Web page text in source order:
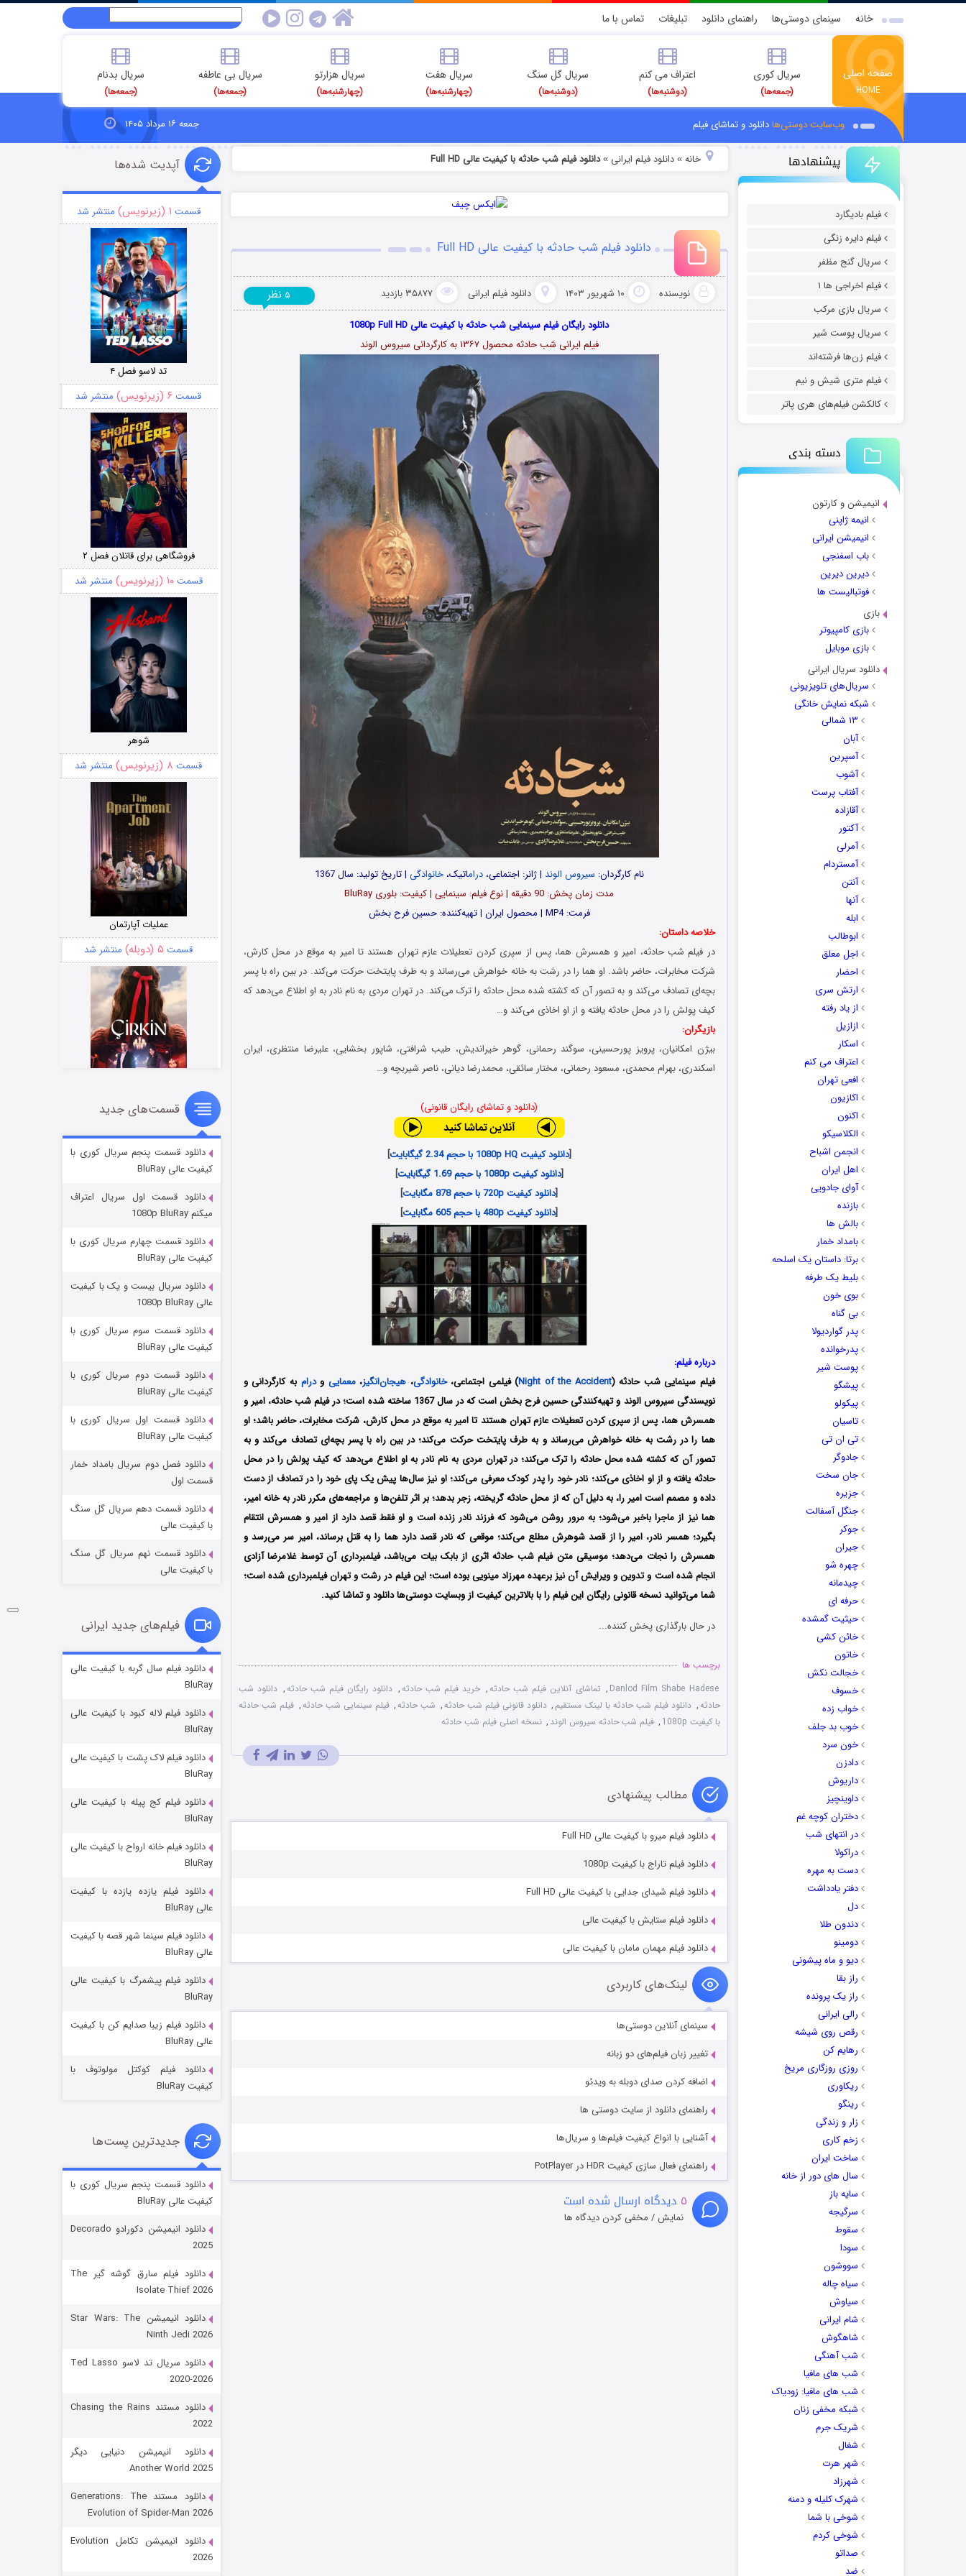
خانه سینمای دوستی‌ها راهنمای دانلود تبلیغات تماس با ما
صفحه اصلی
HOME
سریال کوری
(جمعه‌ها)
اعتراف می کنم
(دوشنبه‌ها)
سریال گل سنگ
(دوشنبه‌ها)
سریال هفت
(چهارشنبه‌ها)
سریال هزارتو
(چهارشنبه‌ها)
سریال بی عاطفه
(جمعه‌ها)
سریال بدنام
(جمعه‌ها)
وب‌سایت دوستی‌هادانلود و تماشای فیلم جمعه ۱۶ مرداد ۱۴۰۵
پیشنهادها
فیلم بادیگارد
فیلم دایره زنگی
سریال گنج مظفر
فیلم اخراجی ها ۱
سریال بازی مرکب
سریال پوست شیر
فیلم زن‌ها فرشته‌اند
فیلم متری شیش و نیم
کالکشن فیلم‌های هری پاتر
دسته بندی
انیمیشن و کارتون
انیمه ژاپنی
انیمیشن ایرانی
باب اسفنجی
دیرین دیرین
فوتبالیست ها
بازی
بازی کامپیوتر
بازی موبایل
دانلود سریال ایرانی
سریال‌های تلویزیونی
شبکه نمایش خانگی
۱۳ شمالی
آبان
آسپرین
آشوب
آفتاب پرست
آقازاده
آکتور
آمرلی
آمستردام
آنتن
آنها
ابله
ابوطالب
اجل معلق
احضار
ارتش سری
از یاد رفته
ازازیل
اسکار
اعتراف می کنم
افعی تهران
اکازیون
اکنون
الکلاسیکو
انجمن اشباح
اهل ایران
آوای جادویی
بازنده
بالش ها
بامداد خمار
برتا: داستان یک اسلحه
بلیط یک‌‌ طرفه
بوی خون
بی گناه
پدر گواردیولا
پدرخوانده
پوست شیر
پیشگو
پیکولو
تاسیان
تی ان تی
جادوگر
جان سخت
جزیره
جنگل آسفالت
جوکر
جیران
چهره شو
چیدمانه
حرفه ای
حیثیت گمشده
خائن کشی
خاتون
خجالت نکش
خسوف
خواب زده
خوب بد جلف
خون سرد
دادزن
داریوش
داوینچیز
دختران کوچه غم
در انتهای شب
دراکولا
دست به مهره
دفتر یادداشت
دل
دندون طلا
دومینو
دیو و ماه پیشونی
راز بقا
راز یک پرونده
رالی ایرانی
رقص روی شیشه
رهایم کن
روزی روزگاری مریخ
ریکاوری
رینگو
زار و زندگی
زخم کاری
ساخت ایران
سال های دور از خانه
سایه باز
سرگیجه
سقوط
سودا
سووشون
سیاه چاله
سیاوش
شام ایرانی
شاهگوش
شب آهنگی
شب های مافیا
شب های مافیا: زودیاک
شبکه مخفی زنان
شریک جرم
شغال
شهر هرت
شهرزاد
شهرک کلیله و دمنه
شوخی با شما
شوخی کردم
صداتو
ضد
خانه» دانلود فیلم‌ ایرانی »دانلود فیلم شب حادثه با کیفیت عالی Full HD
دانلود فیلم شب حادثه با کیفیت عالی Full HD
نویسنده ۱۰ شهریور ۱۴۰۳ دانلود فیلم‌ ایرانی ۳۵۸۷۷ بازدید ۵ نظر
دانلود رایگان فیلم سینمایی شب حادثه با کیفیت عالی 1080p Full HD
فیلم ایرانی شب حادثه محصول ۱۳۶۷ به کارگردانی سیروس الوند
نام کارگردان: سیروس الوند | ژانر: اجتماعی،دراماتیک،خانوادگی | تاریخ تولید: سال 1367
مدت‌‌ زمان پخش: 90 دقیقه | نوع فیلم: سینمایی | کیفیت: بلوری BluRay
فرمت: MP4 | محصول ایران | تهیه‎‌کننده: حسین فرح بخش
خلاصه داستان:
در فیلم شب حادثه، امیر و همسرش هما، پس از سپری کردن تعطیلات عازم تهران هستند تا امیر به موقع در محل کارش،
شرکت مخابرات، حاضر باشد. او هما را در رشت به خانه خواهرش می‌رساند و به طرف پایتخت حرکت می‌کند. در بین راه با پسر
بچه‌ای تصادف می‌کند و به تصور آن که کشته شده محل حادثه را ترک می‌کند. در تهران مردی به نام نادر به او اطلاع می‌دهد که
کیف پولش را در محل حادثه یافته و از او اخاذی می‌کند و…
بازیگران:
بیژن امکانیان، پرویز پورحسینی، سوگند رحمانی، گوهر خیراندیش، طیب شرافتی، شاپور بخشایی، علیرضا منتظری، ایران
اسکندری، بهرام محمدی، مسعود رحمانی، مختار سائقی، محمدرضا دیانی، ناصر شیربچه و…
(دانلود و تماشای رایگان قانونی)
[دانلود کیفیت 1080p HQ با حجم 2.34 گیگابایت
]
[دانلود کیفیت 1080p با حجم 1.69 گیگابایت
]
[دانلود کیفیت 720p با حجم 878 مگابایت
]
[دانلود کیفیت 480p با حجم 605 مگابایت ]
درباره فیلم:
فیلم سینمایی شب حادثه (Night of the Accident) فیلمی اجتماعی،خانوادگی، هیجان‌انگیز،معمایی ودرام به کارگردانی و
نویسندگی سیروس الوند و تهیه‌کنندگی حسین فرح بخش است که در سال 1367 ساخته شده است؛ در فیلم شب حادثه، امیر و
همسرش هما، پس از سپری کردن تعطیلات عازم تهران هستند تا امیر به موقع در محل کارش، شرکت مخابرات، حاضر باشد؛ او
هما را در رشت به خانه خواهرش می‌رساند و به طرف پایتخت حرکت می‌کند؛ در بین راه با پسر بچه‌ای تصادف می‌کند و به
تصور آن که کشته شده محل حادثه را ترک می‌کند؛ در تهران مردی به نام نادر به او اطلاع می‌دهد که کیف پولش را در محل
حادثه یافته و از او اخاذی می‌کند؛ نادر خود را پدر کودک معرفی می‌کند؛ او نیز سال‌ها پیش یک پای خود را در تصادف از دست
داده و مصمم است امیر را، به دلیل آن که از محل حادثه گریخته، زجر بدهد؛ بر اثر تلفن‌ها و مراجعه‌های مکرر نادر به خانه امیر،
هما نیز از ماجرا باخبر می‌شود؛ به مرور روشن می‌شود که فرزند نادر زنده است و او فقط قصد دارد از امیر و همسرش انتقام
بگیرد؛ همسر نادر، امیر را از قصد شوهرش مطلع می‌کند؛ موقعی که نادر قصد دارد هما را به قتل برساند، امیر سر می‌رسد و
همسرش را نجات می‌دهد؛ موسیقی متن فیلم شب حادثه اثری از بابک بیات می‌باشد، فیلمبرداری آن توسط غلامرضا آزادی
انجام شده است و تدوین‌ و ویرایش آن نیز برعهده مهرزاد مینویی بوده است؛ این فیلم در رشت و تهران فیلمبرداری شده‌ است؛
شما می‌توانید نسخه قانونی رایگان این فیلم را با بالاترین کیفیت از وبسایت دوستی‌ها دانلود و تماشا کنید.
در حال بارگذاری پخش کننده...
برچسب ها
Danlod Film Shabe Hadese
, تماشای آنلاین فیلم شب حادثه, خرید فیلم شب حادثه, دانلود رایگان فیلم شب حادثه, دانلود شب
حادثه, دانلود فیلم شب حادثه با لینک مستقیم , دانلود قانونی فیلم شب حادثه, شب حادثه, فیلم سینمایی شب حادثه, فیلم شب حادثه
با کیفیت 1080p
, فیلم شب حادثه سیروس الوند , نسخه اصلی فیلم شب حادثه
مطالب پیشنهادی
دانلود فیلم میرو با کیفیت عالی Full HD
دانلود فیلم تاراج با کیفیت 1080p
دانلود فیلم شیدای جدایی با کیفیت عالی Full HD
دانلود فیلم ستایش با کیفیت عالی
دانلود فیلم مهمان مامان با کیفیت عالی
لینک‌های کاربردی
سینمای آنلاین دوستی‌ها
تغییر زبان فیلم‌های دو زبانه
اضافه کردن صدای دوبله به ویدئو
راهنمای دانلود از سایت دوستی ها
آشنایی با انواع کیفیت فیلم‌ها و سریال‌ها
راهنمای فعال سازی کیفیت HDR در PotPlayer
۵ دیدگاه ارسال شده است
نمایش / مخفی کردن دیدگاه ها
آپدیت شده‌ها
قسمت ۱ (زیرنویس) منتشر شد
تد لاسو فصل ۴
قسمت ۶ (زیرنویس) منتشر شد
فروشگاهی برای قاتلان فصل ۲
قسمت۱۰ (زیرنویس) منتشر شد
شوهر
قسمت ۸ (زیرنویس) منتشر شد
عملیات آپارتمان
قسمت ۵ (دوبله) منتشر شد
سریال زشت
قسمت۲ (زیرنویس) منتشر شد
مردگان متحرک: شهر مرده ۳
شکست استوارت در نجات جهان
قسمت ۷ (زیرنویس) منتشر شد
شوگر فصل ۲
قسمت
خاندان اژدها فصل ۳
جادوگری در مغولستان
قسمت
رویایی برای تو
قسمت
قسمت‌های جدید
دانلود قسمت پنجم سریال کوری با
کیفیت عالی BluRay
دانلود قسمت اول سریال اعتراف
میکنم 1080p BluRay
دانلود قسمت چهارم سریال کوری با
کیفیت عالی BluRay
دانلود سریال بیست و یک با کیفیت
عالی 1080p BluRay
دانلود قسمت سوم سریال کوری با
کیفیت عالی BluRay
دانلود قسمت دوم سریال کوری با
کیفیت عالی BluRay
دانلود قسمت اول سریال کوری با
کیفیت عالی BluRay
دانلود فصل دوم سریال بامداد خمار
قسمت اول
دانلود قسمت دهم سریال گل سنگ
با کیفیت عالی
دانلود قسمت نهم سریال گل سنگ
با کیفیت عالی
فیلم‌های جدید ایرانی
دانلود فیلم سال گربه با کیفیت عالی
BluRay
دانلود فیلم لاله کبود با کیفیت عالی
BluRay
دانلود فیلم لاک پشت با کیفیت عالی
BluRay
دانلود فیلم کج‌ پیله با کیفیت عالی
BluRay
دانلود فیلم خانه ارواح با کیفیت عالی
BluRay
دانلود فیلم یازده یازده با کیفیت
عالی BluRay
دانلود فیلم سینما شهر قصه با کیفیت
عالی BluRay
دانلود فیلم پیشمرگ با کیفیت عالی
BluRay
دانلود فیلم زیبا صدایم کن با کیفیت
عالی BluRay
دانلود فیلم کوکتل مولوتوف با
کیفیت BluRay
جدیدترین پست‌ها
دانلود قسمت پنجم سریال کوری با
کیفیت عالی BluRay
دانلود انیمیشن دکورادو Decorado
2025
دانلود فیلم سارق گوشه گیر The
Isolate Thief 2026
دانلود انیمیشن Star Wars: The
Ninth Jedi 2026
دانلود سریال تد لاسو Ted Lasso
2020-2026
دانلود مستند Chasing the Rains
2022
دانلود انیمیشن دنیایی دیگر
Another World 2025
دانلود مستند Generations: The
Evolution of Spider-Man 2026
دانلود انیمیشن تکامل Evolution
2026